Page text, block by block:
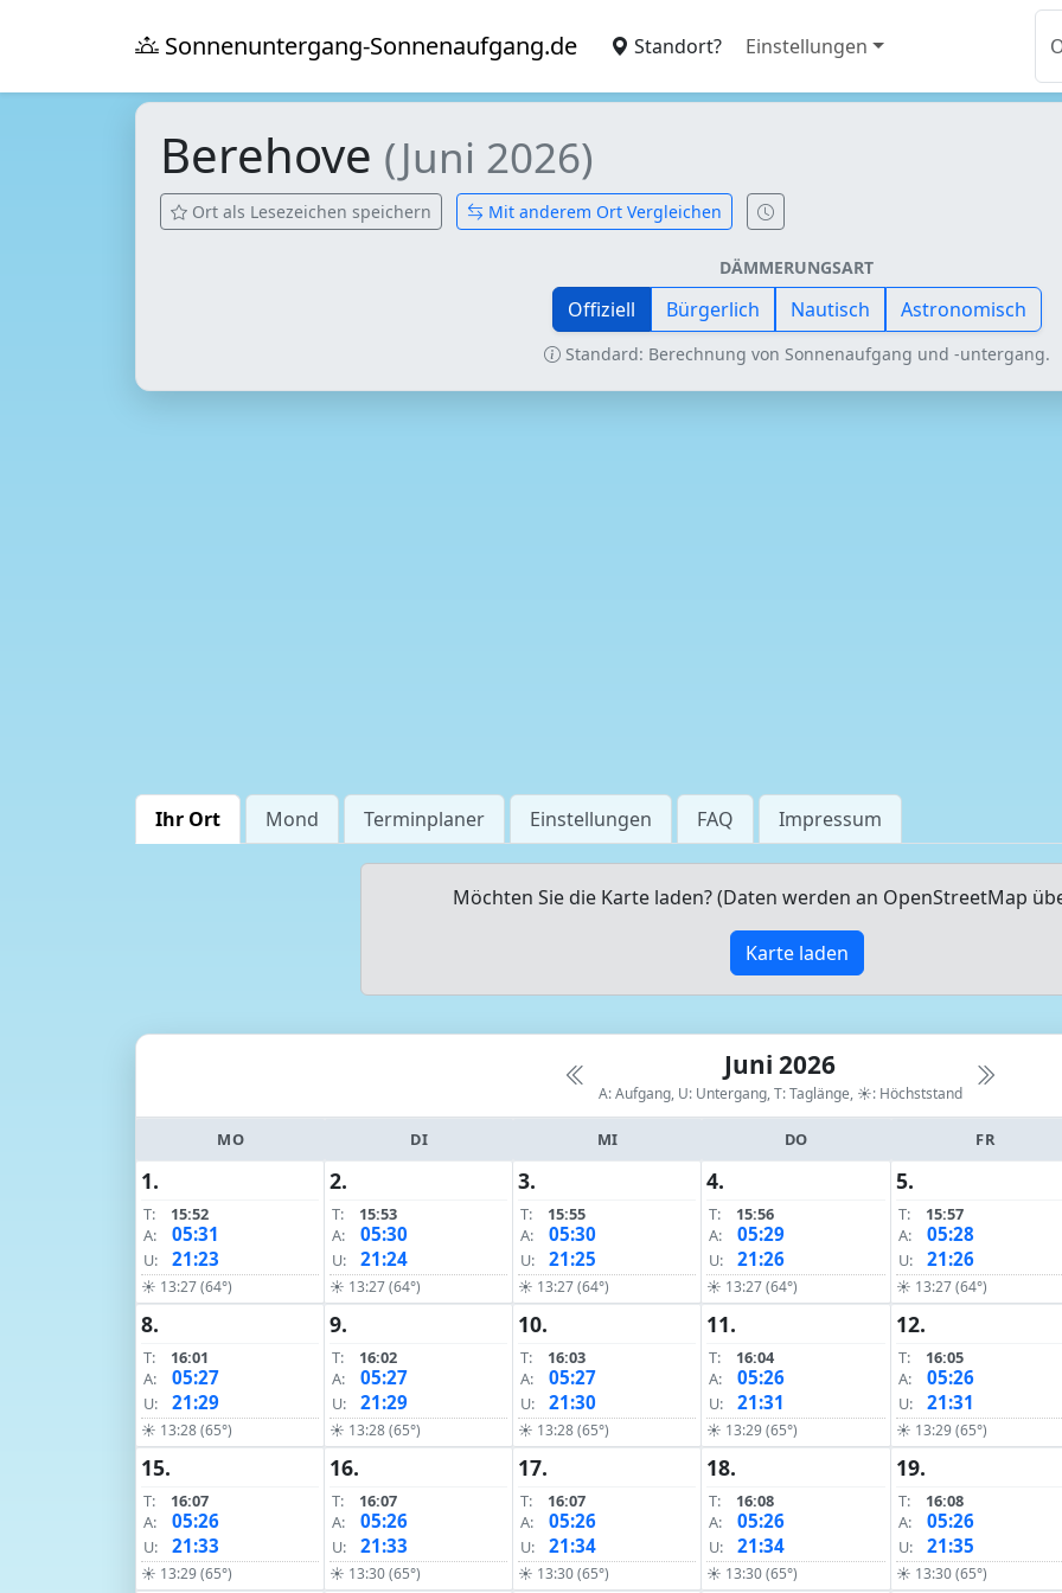
Sonnenuntergang-Sonnenaufgang.de Standort? Einstellungen
Berehove (Juni 2026)
Ort als Lesezeichen speichern Mit anderem Ort Vergleichen
DÄMMERUNGSART
Offiziell Bürgerlich Nautisch Astronomisch
Standard: Berechnung von Sonnenaufgang und -untergang.
Ihr Ort Mond Terminplaner Einstellungen FAQ Impressum
Möchten Sie die Karte laden? (Daten werden an OpenStreetMap
Karte laden
Juni 2026
A: Aufgang, U: Untergang, T: Taglänge, ☀: Höchststand
MO DI MI DO FR
1.
T:
15:52
A:
05:31
U: 21:23
☀ 13:27 (64°)
2.
T:
15:53
A:
05:30
U: 21:24
☀ 13:27 (64°)
3.
T:
15:55
A:
05:30
U: 21:25
☀ 13:27 (64°)
4.
T:
15:56
A:
05:29
U: 21:26
☀ 13:27 (64°)
5.
T:
15:57
A:
05:28
U: 21:26
☀ 13:27 (64°)
8.
T:
16:01
A:
05:27
U: 21:29
☀ 13:28 (65°)
9.
T:
16:02
A:
05:27
U: 21:29
☀ 13:28 (65°)
10.
T:
16:03
A:
05:27
U: 21:30
☀ 13:28 (65°)
11.
T:
16:04
A:
05:26
U: 21:31
☀ 13:29 (65°)
12.
T:
16:05
A:
05:26
U: 21:31
☀ 13:29 (65°)
15.
T:
16:07
A:
05:26
U: 21:33
☀ 13:29 (65°)
16.
T:
16:07
A:
05:26
U: 21:33
☀ 13:30 (65°)
17.
T:
16:07
A:
05:26
U: 21:34
☀ 13:30 (65°)
18.
T:
16:08
A:
05:26
U: 21:34
☀ 13:30 (65°)
19.
T:
16:08
A:
05:26
U: 21:35
☀ 13:30 (65°)